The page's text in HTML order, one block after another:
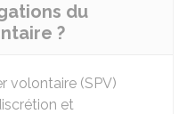
du
?
volontaire (SPV)
et